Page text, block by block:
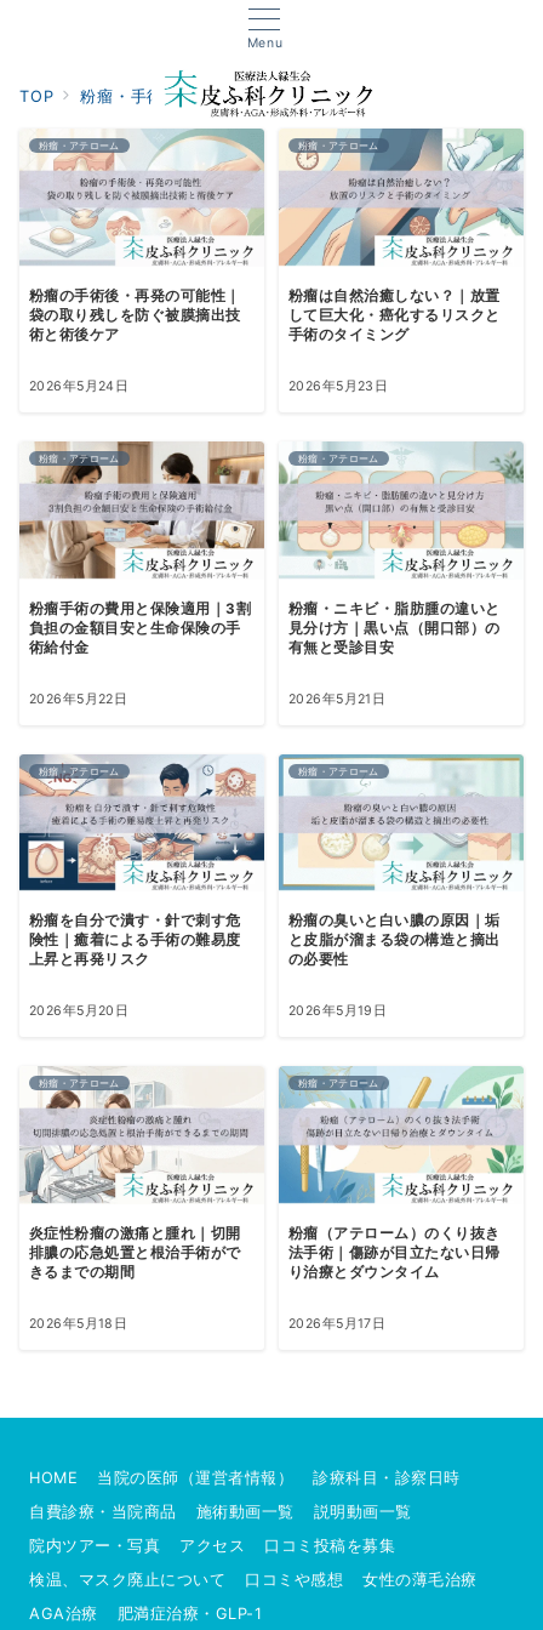
Menu
TOP 粉瘤・手術・外傷 粉瘤・アテローム
粉瘤・アテローム
粉瘤の手術後・再発の可能性｜
袋の取り残しを防ぐ被膜摘出技
術と術後ケア
2026年5月24日
粉瘤・アテローム
粉瘤は自然治癒しない？｜放置
して巨大化・癌化するリスクと
手術のタイミング
2026年5月23日
粉瘤・アテローム
粉瘤手術の費用と保険適用｜3割
負担の金額目安と生命保険の手
術給付金
2026年5月22日
粉瘤・アテローム
粉瘤・ニキビ・脂肪腫の違いと
見分け方｜黒い点（開口部）の
有無と受診目安
2026年5月21日
粉瘤・アテローム
粉瘤を自分で潰す・針で刺す危
険性｜癒着による手術の難易度
上昇と再発リスク
2026年5月20日
粉瘤・アテローム
粉瘤の臭いと白い膿の原因｜垢
と皮脂が溜まる袋の構造と摘出
の必要性
2026年5月19日
粉瘤・アテローム
炎症性粉瘤の激痛と腫れ｜切開
排膿の応急処置と根治手術がで
きるまでの期間
2026年5月18日
粉瘤・アテローム
粉瘤（アテローム）のくり抜き
法手術｜傷跡が目立たない日帰
り治療とダウンタイム
2026年5月17日
HOME 当院の医師（運営者情報）
診療科目・診察日時
自費診療・当院商品
施術動画一覧
説明動画一覧
院内ツアー・写真
アクセス
口コミ投稿を募集
検温、マスク廃止について
口コミや感想
女性の薄毛治療
AGA治療
肥満症治療・GLP-1